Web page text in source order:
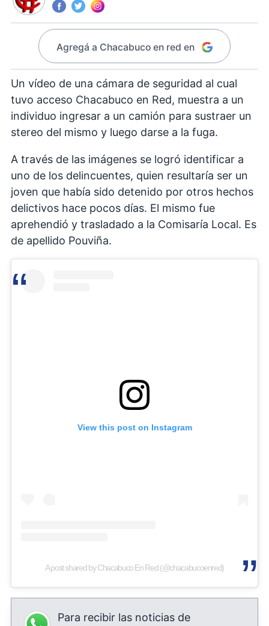
Agregá a Chacabuco en red en
Un vídeo de una cámara de seguridad al cual
tuvo acceso Chacabuco en Red, muestra a un
individuo ingresar a un camión para sustraer un
stereo del mismo y luego darse a la fuga.
A través de las imágenes se logró identificar a
uno de los delincuentes, quien resultaría ser un
joven que había sido detenido por otros hechos
delictivos hace pocos días. El mismo fue
aprehendió y trasladado a la Comisaría Local. Es
de apellido Pouviña.
View this post on Instagram
A post shared by Chacabuco En Red (@chacabucoenred)
Para recibir las noticias de